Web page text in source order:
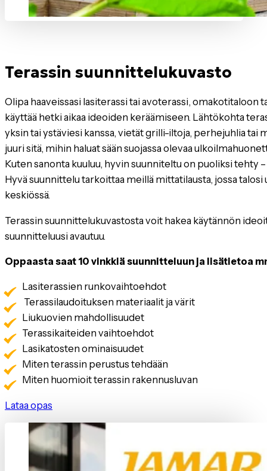
Terassin suunnittelukuvasto
Olipa haaveissasi lasiterassi tai avoterassi,
käyttää hetki aikaa ideoiden keräämiseen. Lähtökohta
yksin tai ystäviesi kanssa, vietät grilli-iltoja, perhejuhlia tai
juuri sitä, mihin haluat sään suojassa olevaa
Kuten sanonta kuuluu, hyvin suunniteltu on puoliksi tehty
Hyvä suunnittelu tarkoittaa meillä mittatilausta, jossa
keskiössä.
Terassin suunnittelukuvastosta voit hakea käytännön
suunnitteluusi avautuu.
Oppaasta saat 10 vinkkiä suunnitteluun ja lisätietoa
Lasiterassien runkovaihtoehdot
Terassilaudoituksen materiaalit ja värit
Liukuovien mahdollisuudet
Terassikaiteiden vaihtoehdot
Lasikatosten ominaisuudet
Miten terassin perustus tehdään
Miten huomioit terassin rakennusluvan
Lataa opas